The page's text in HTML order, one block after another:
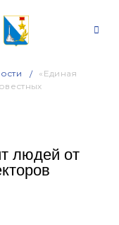
«Единая
людей от